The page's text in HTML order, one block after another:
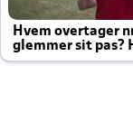
Hvem overtager
glemmer sit pas?
altid til efter